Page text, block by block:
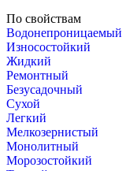
По свойствам
Водонепроницаемый
Износостойкий
Жидкий
Ремонтный
Безусадочный
Сухой
Легкий
Мелкозернистый
Монолитный
Морозостойкий